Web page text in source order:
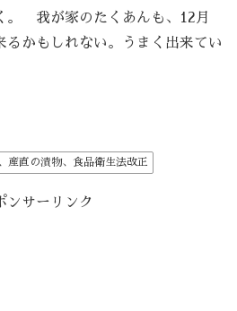
。 我が家のたくあんも、12月
るかもしれない。うまく出来てい
産直の漬物、食品衛生法改正
ンサーリンク